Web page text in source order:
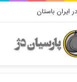
ایران باستان